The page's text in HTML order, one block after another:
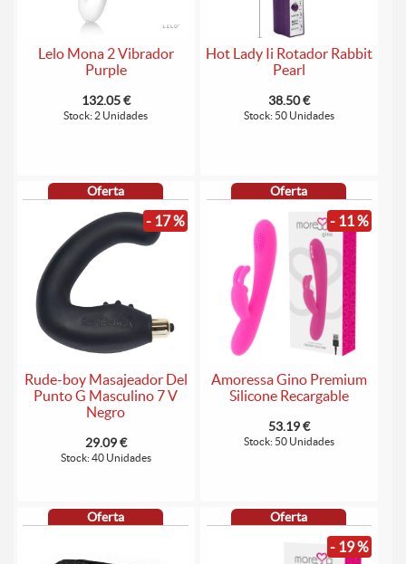
Lelo Mona 2 Vibrador
Purple
132.05 €
Stock: 2 Unidades
Hot Lady Ii Rotador Rabbit
Pearl
38.50 €
Stock: 50 Unidades
Oferta
- 17 %
Rude-boy Masajeador Del
Punto G Masculino 7 V
Negro
29.09 €
Stock: 40 Unidades
Oferta
- 11 %
Amoressa Gino Premium
Silicone Recargable
53.19 €
Stock: 50 Unidades
Oferta Oferta
- 19 %